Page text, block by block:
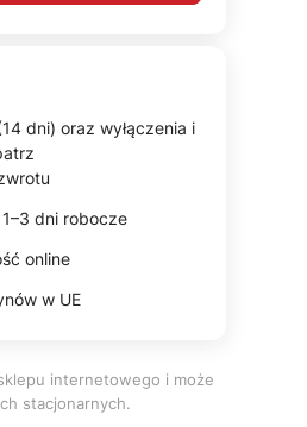
dni) oraz wyłączenia i
dni robocze
online
w UE
internetowego i może
stacjonarnych.